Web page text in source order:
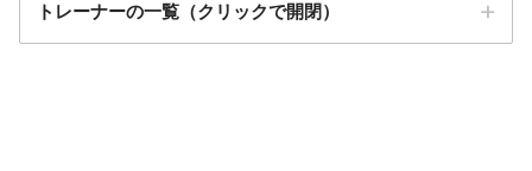
トレーナーの一覧（クリックで開閉）